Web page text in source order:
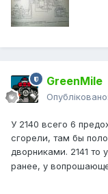
GreenMile
Опубліковано:
У 2140 всего 6
сгорели, там бы
дворниками. 2141 то
ранее, у